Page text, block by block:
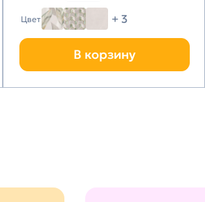
Цвет + 3
В корзину